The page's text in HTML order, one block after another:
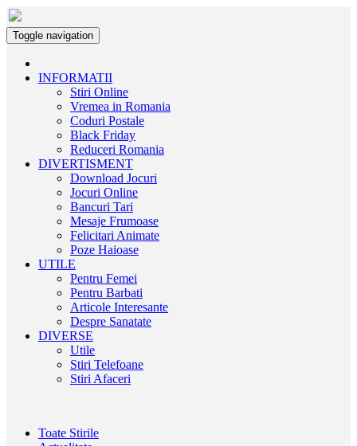
Toggle navigation
INFORMATII
Stiri Online
Vremea in Romania
Coduri Postale
Black Friday
Reduceri Romania
DIVERTISMENT
Download Jocuri
Jocuri Online
Bancuri Tari
Mesaje Frumoase
Felicitari Animate
Poze Haioase
UTILE
Pentru Femei
Pentru Barbati
Articole Interesante
Despre Sanatate
DIVERSE
Utile
Stiri Telefoane
Stiri Afaceri
Toate Stirile